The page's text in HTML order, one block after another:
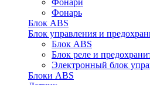
Фонари
Фонарь
Блок ABS
Блок управления и
Блок ABS
Блок реле и
Электронный блок
Блоки ABS